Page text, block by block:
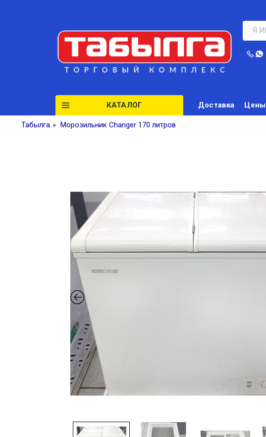
КАТАЛОГ Доставка Цены
Табылга » Морозильник Changer 170 литров